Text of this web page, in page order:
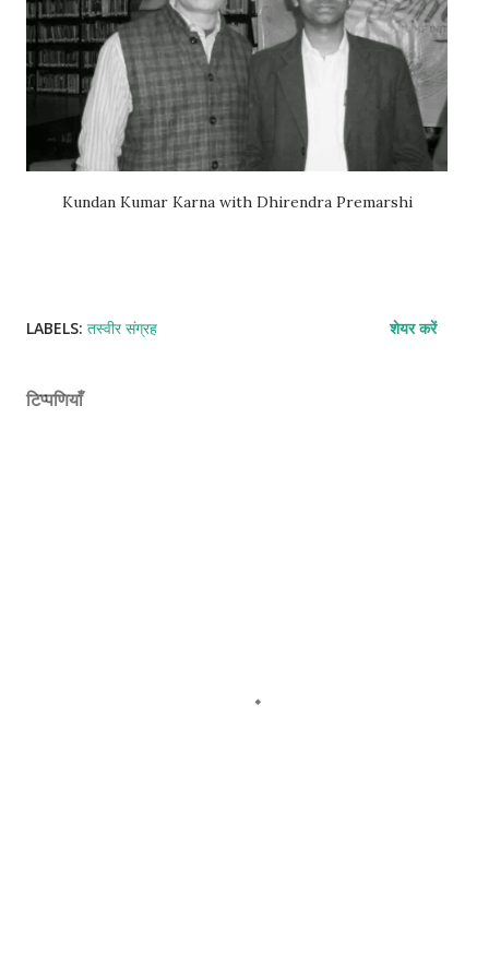
Kundan Kumar Karna with Dhirendra Premarshi
LABELS: तस्वीर संग्रह शेयर करें
टिप्पणियाँ